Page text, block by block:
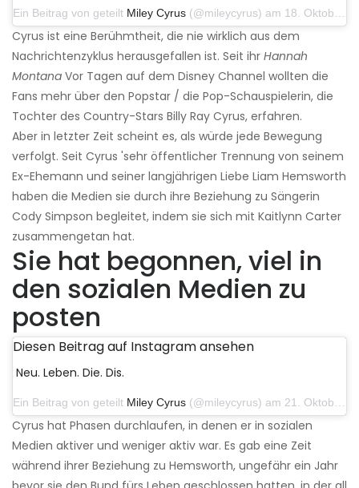
Ein Beitrag von geteilt Miley Cyrus (@mileycyrus) am 18. Oktober 2019 um 19:03 Uhr PDT
Cyrus ist eine Berühmtheit, die nie wirklich aus dem
Nachrichtenzyklus herausgefallen ist. Seit ihr Hannah
Montana Vor Tagen auf dem Disney Channel wollten die
Fans mehr über den Popstar / die Pop-Schauspielerin, die
Tochter des Country-Stars Billy Ray Cyrus, erfahren.
Aber in letzter Zeit scheint es, als würde jede Bewegung
verfolgt. Seit Cyrus 'sehr öffentlicher Trennung von seinem
Ex-Ehemann und seiner langjährigen Liebe Liam Hemsworth
haben die Medien sie durch ihre Beziehung zu Sängerin
Cody Simpson begleitet, indem sie sich mit Kaitlynn Carter
zusammengetan hat.
Sie hat begonnen, viel in
den sozialen Medien zu
posten
Diesen Beitrag auf Instagram ansehen
Neu. Leben. Die. Dis.
Ein Beitrag von geteilt Miley Cyrus (@mileycyrus) am 21. Oktober 2019 um 12:31 Uhr PDT
Cyrus hat Phasen durchlaufen, in denen er in sozialen
Medien aktiver und weniger aktiv war. Es gab eine Zeit
während ihrer Beziehung zu Hemsworth, ungefähr ein Jahr